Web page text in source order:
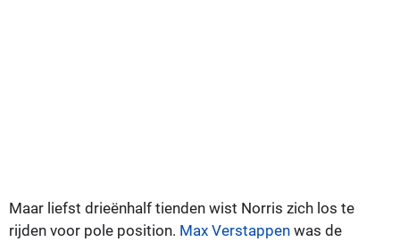
Maar liefst drieënhalf tienden wist Norris zich los te
rijden voor pole position. Max Verstappen was de